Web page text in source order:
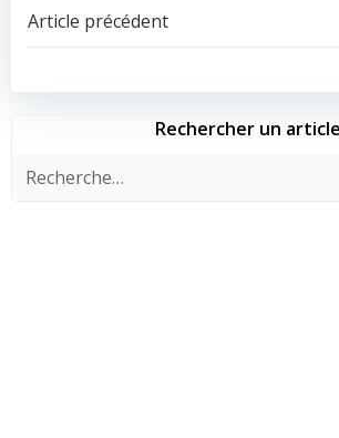
Navigation
de
l’article
Article précédent
de
Rechercher un article